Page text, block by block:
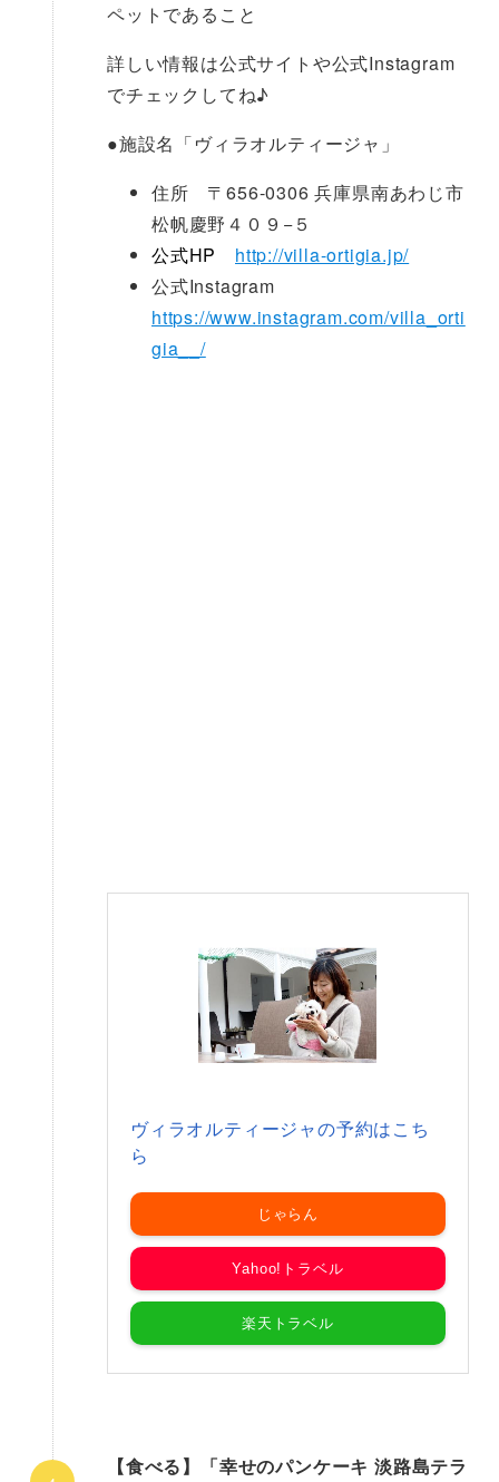
ペットであること
詳しい情報は公式サイトや公式Instagram
でチェックしてね♪
●施設名「ヴィラオルティージャ」
住所 〒656-0306 兵庫県南あわじ市
松帆慶野４０９−５
公式HP
http://villa-ortigia.jp/
公式Instagram
https://www.instagram.com/villa_orti
gia__/
ヴィラオルティージャの予約はこち
ら
じゃらん
Yahoo!トラベル
楽天トラベル
【食べる】「幸せのパンケーキ 淡路島テラ